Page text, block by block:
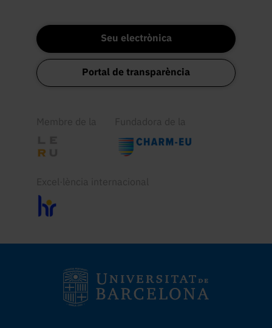
Seu electrònica
Portal de transparència
Membre de la Fundadora de la
Excel·lència internacional